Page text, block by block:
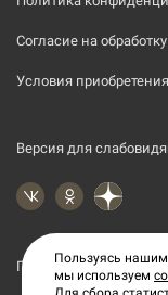
Согласие на
Условия
Версия для
Подпишитесь на
Пользуясь нашим
мы используем